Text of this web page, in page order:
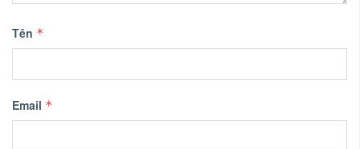
Tên *
Email *